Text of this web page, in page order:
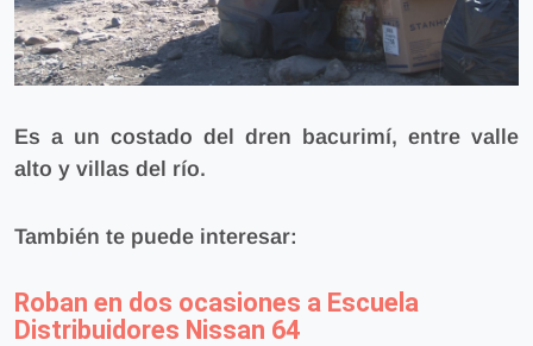
Es a un costado del dren bacurimí, entre valle
alto y villas del río.
También te puede interesar:
Roban en dos ocasiones a Escuela
Distribuidores Nissan 64